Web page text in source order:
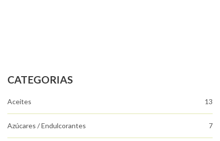
CATEGORIAS
Aceites 13
Azúcares / Endulcorantes 7